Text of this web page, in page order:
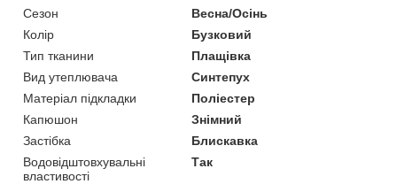
Сезон
Весна/Осінь
Колір
Бузковий
Тип тканини
Плащівка
Вид утеплювача
Синтепух
Матеріал підкладки
Поліестер
Капюшон
Знімний
Застібка
Блискавка
Водовідштовхувальні
властивості
Так